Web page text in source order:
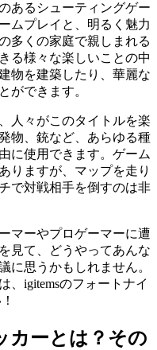
あるシューティングゲー
ムプレイと、明るく魅力
多くの家庭で親しまれる
る様々な楽しいことの中
物を建築したり、華麗な
ができます。
人々がこのタイトルを楽
物、銃など、あらゆる種
に使用できます。ゲーム
りますが、マップを走り
で対戦相手を倒すのは非
マーやプロゲーマーに遭
見て、どうやってあんな
に思うかもしれません。
、igitemsのフォートナイ
カーとは？その